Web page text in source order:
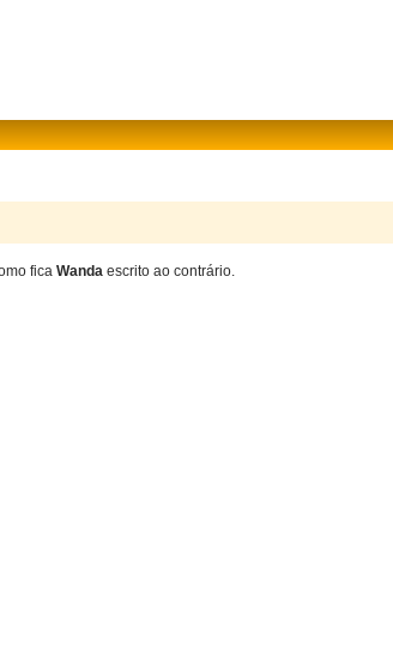
fica Wanda escrito ao contrário.